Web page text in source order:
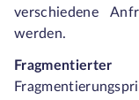
verschiedene
werden.
Fragmentierter